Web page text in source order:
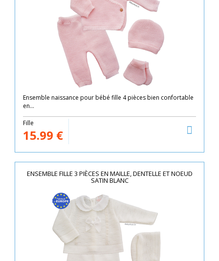
Ensemble naissance pour bébé fille 4 pièces bien confortable
en...
Fille
15.99 €
ENSEMBLE FILLE 3 PIÈCES EN MAILLE, DENTELLE ET NOEUD
SATIN BLANC